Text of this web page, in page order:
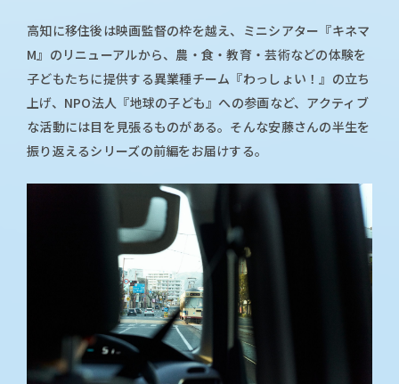
高知に移住後は映画監督の枠を越え、ミニシアター『キネマ
M』のリニューアルから、農・食・教育・芸術などの体験を
子どもたちに提供する異業種チーム『わっしょい！』の立ち
上げ、NPO法人『地球の子ども』への参画など、アクティブ
な活動には目を見張るものがある。そんな安藤さんの半生を
振り返えるシリーズの前編をお届けする。